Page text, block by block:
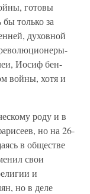
готовы
только за
духовной
Иосиф бен-
войны, хотя и
роду и в
но на 26-
в обществе
свои
и
но в деле